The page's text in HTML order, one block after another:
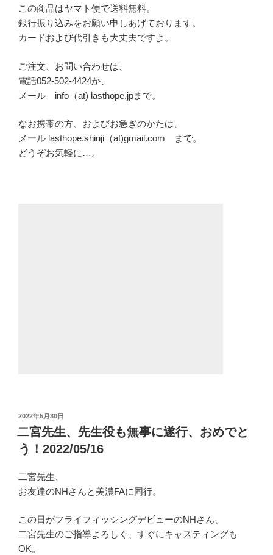
この商品はヤマト便で送料無料。
銀行振り込みをお願い申しあげております。
カードおよび代引きも大丈夫ですよ。
ご注文、お問い合わせは、
電話052-502-4424か、
メール info（at) lasthope.jpまで。
なお携帯の方、およびお急ぎのかたは、
メール lasthope.shinji（at)gmail.com まで。
どうぞお気軽に…。
投
稿
日:
2022年5月30日
二宮先生、先生役も無事に遂行、おめでと
う！2022/05/16
二宮先生、
お友達のNHさんと美濃FAに同行。
この日がフライフィッシングデビューのNHさん、
二宮先生のご指導よろしく、すぐにキャスティングも
OK。